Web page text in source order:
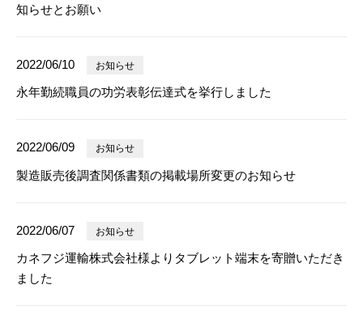
知らせとお願い
2022/06/10 お知らせ
永年勤続職員の功労表彰伝達式を挙行しました
2022/06/09 お知らせ
製造販売後調査関係書類の掲載場所変更のお知らせ
2022/06/07 お知らせ
カネフジ運輸株式会社様よりタブレット端末を寄贈いただき
ました